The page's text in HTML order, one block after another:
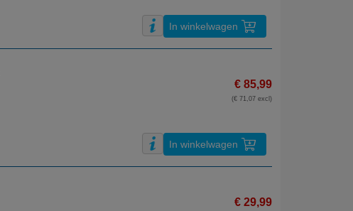
In winkelwagen
€ 85,99
(€ 71,07 excl)
In winkelwagen
€ 29,99